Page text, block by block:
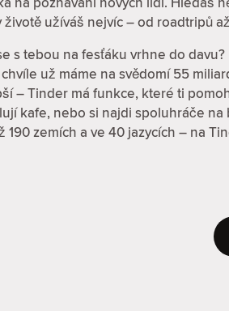
životě užíváš nejvíc – od roadtripů
s tebou na fesťáku vrhne do
už máme na svědomí 55
– Tinder má funkce, které ti
kafe, nebo si najdi spoluhráče
190 zemích a ve 40 jazycích – na